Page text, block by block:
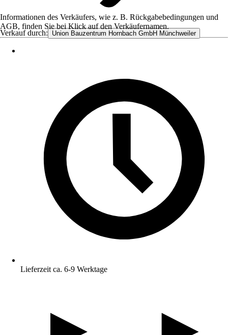
Verkauf durch: Union Bauzentrum Hornbach GmbH Münchweiler
Informationen des Verkäufers, wie z. B. Rückgabebedingungen und
AGB, finden Sie bei Klick auf den Verkäufernamen.
Lieferzeit ca. 6-9 Werktage